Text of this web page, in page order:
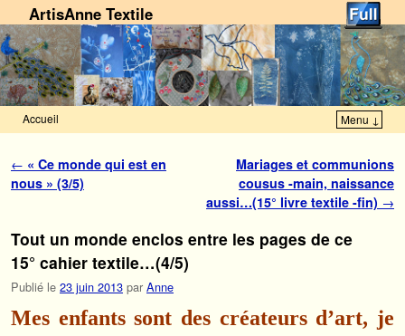
ArtisAnne Textile
Accueil Menu ↓
Navigation des articles
← « Ce monde qui est en
nous » (3/5)
Mariages et communions
cousus -main, naissance
aussi…(15° livre textile -fin) →
Tout un monde enclos entre les pages de ce
15° cahier textile…(4/5)
Publié le 23 juin 2013 par Anne
Mes enfants sont des créateurs d’art, je